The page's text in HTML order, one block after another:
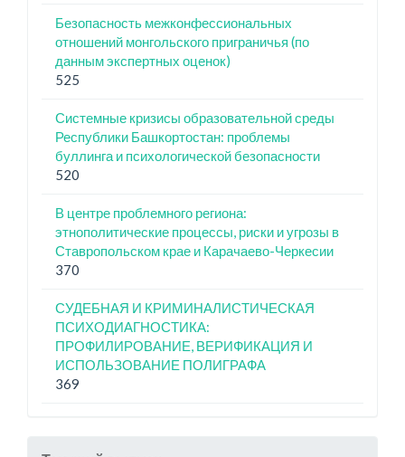
Безопасность межконфессиональных
отношений монгольского приграничья (по
данным экспертных оценок)
525
Системные кризисы образовательной среды
Республики Башкортостан: проблемы
буллинга и психологической безопасности
520
В центре проблемного региона:
этнополитические процессы, риски и угрозы в
Ставропольском крае и Карачаево-Черкесии
370
СУДЕБНАЯ И КРИМИНАЛИСТИЧЕСКАЯ
ПСИХОДИАГНОСТИКА:
ПРОФИЛИРОВАНИЕ, ВЕРИФИКАЦИЯ И
ИСПОЛЬЗОВАНИЕ ПОЛИГРАФА
369